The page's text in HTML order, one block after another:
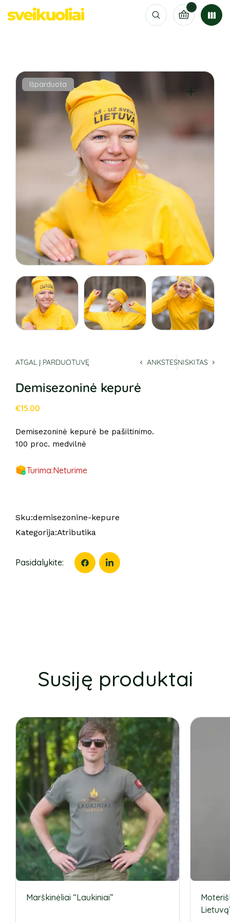
0
Išparduota
ATGAL Į PARDUOTUVĘ ANKSTESNISKITAS
Demisezoninė kepurė
€15.00
Demisezoninė kepurė be pašiltinimo.
100 proc. medvilnė
Turima:Neturime
Sku:demisezonine-kepure
Kategorija:Atributika
Pasidalykite:
Susiję produktai
Marškinėliai “Laukiniai”